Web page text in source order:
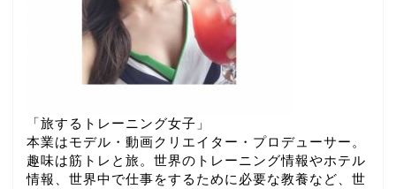
「旅するトレーニング女子」
本業はモデル・動画クリエイター・プロデューサー。
趣味は筋トレと旅。世界のトレーニング情報やホテル
情報、世界中で仕事をするために必要な教養など、世